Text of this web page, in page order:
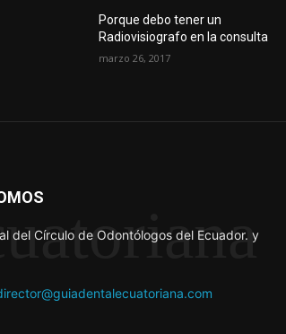
Porque debo tener un
Radiovisiografo en la consulta
marzo 26, 2017
del Círculo de Odontólogos del Ecuador. y